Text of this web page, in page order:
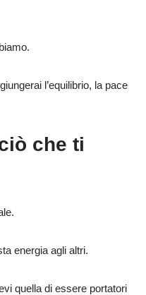
l’equilibrio, la pace
che ti
energia agli altri.
quella di essere portatori